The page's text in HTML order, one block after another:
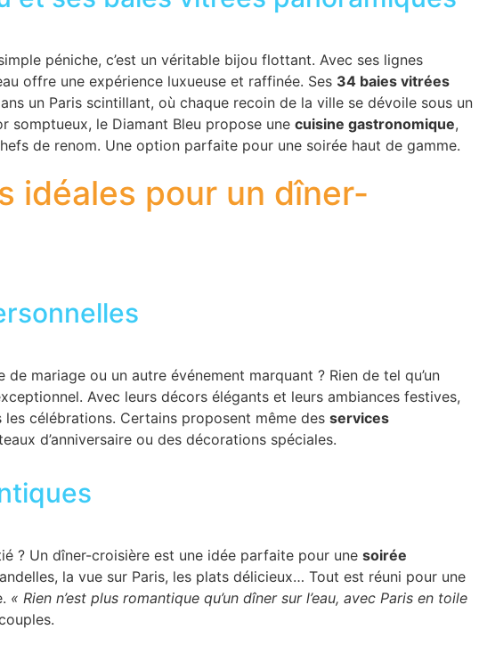
péniche, c’est un véritable bijou flottant. Avec ses lignes
offre une expérience luxueuse et raffinée. Ses 34 baies vitrées
un Paris scintillant, où chaque recoin de la ville se dévoile sous un
somptueux, le Diamant Bleu propose une cuisine gastronomique,
de renom. Une option parfaite pour une soirée haut de gamme.
idéales pour un dîner-
de mariage ou un autre événement marquant ? Rien de tel qu’un
Avec leurs décors élégants et leurs ambiances festives,
célébrations. Certains proposent même des services
d’anniversaire ou des décorations spéciales.
? Un dîner-croisière est une idée parfaite pour une soirée
la vue sur Paris, les plats délicieux… Tout est réuni pour une
« Rien n’est plus romantique qu’un dîner sur l’eau, avec Paris en toile